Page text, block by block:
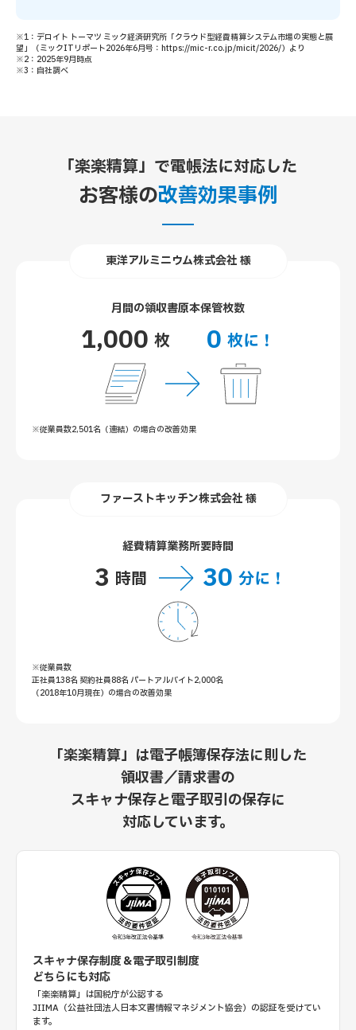
※1：デロイト トーマツ ミック経済研究所「クラウド型経費精算システム市場の実態と展
望」（ミックITリポート2026年6月号：https://mic-r.co.jp/micit/2026/）より
※2：2025年9月時点
※3：自社調べ
「楽楽精算」で電帳法に対応した
お客様の改善効果事例
東洋アルミニウム株式会社 様
月間の領収書原本保管枚数
1,000 枚 0 枚に！
※従業員数2,501名（連結）の場合の改善効果
ファーストキッチン株式会社 様
経費精算業務所要時間
3 時間 30 分に！
※従業員数
正社員138名 契約社員88名 パートアルバイト2,000名
（2018年10月現在）の場合の改善効果
「楽楽精算」は電子帳簿保存法に則した
領収書／請求書の
スキャナ保存と電子取引の保存に
対応しています。
スキャナ保存制度＆電子取引制度
どちらにも対応
「楽楽精算」は国税庁が公認する
JIIMA（公益社団法人日本文書情報マネジメント協会）の認証を受けてい
ます。